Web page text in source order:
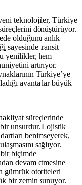
teknolojiler, Türkiye
dönüştürüyor.
olduğunu anlık
sayesinde transit
yenilikler, hem
artırıyor.
Türkiye’ye
avantajlar büyük
süreçlerinde
bir unsurdur. Lojistik
benimseyerek,
sağlıyor.
biçimde
devam etmesine
gümrük otoriteleri
bir zemin sunuyor.